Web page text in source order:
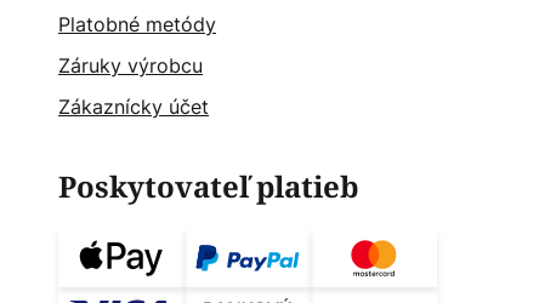
Platobné metódy
Záruky výrobcu
Zákaznícky účet
Poskytovateľ platieb